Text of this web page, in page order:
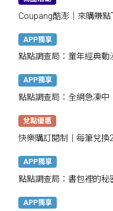
Coupang酷澎｜來購賺
APP獨享
點點調查局：童年經典動
APP獨享
點點調查局：全網急凍中
兌點優惠
快樂購訂閱制｜每筆兌換
APP獨享
點點調查局：書包裡的秘
APP獨享